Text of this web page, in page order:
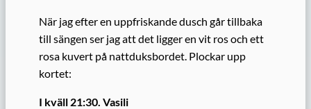
När jag efter en uppfriskande dusch går tillbaka
till sängen ser jag att det ligger en vit ros och ett
rosa kuvert på nattduksbordet. Plockar upp
kortet:
I kväll 21:30. Vasili